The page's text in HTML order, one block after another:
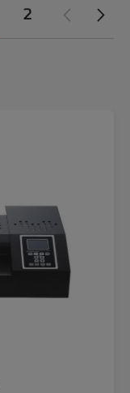
2